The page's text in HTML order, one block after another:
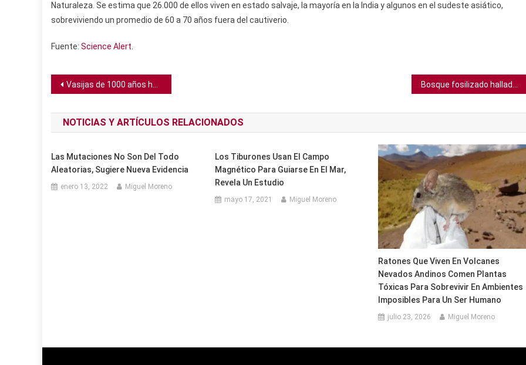
Naturaleza. Se estima que 26.000 de ellos viven en estado salvaje, la mayoría en la India y algunos en el sudeste asiático,
sobreviviendo un promedio de 60 a 70 años fuera del cautiverio.
Fuente: Science Alert
Navegación
de
entradas
Vasijas de 1000 años halladas en Guatemala tenían tabaco posiblemente como narcótico para rituales
NOTICIAS Y ARTÍCULOS RELACIONADOS
Las Mutaciones No Son Del Todo
Aleatorias, Sugiere Nueva Evidencia
enero 13, 2022 Miguel Moreno
Los Tiburones Usan El Campo
Magnético Para Guiarse En El Mar,
Revela Un Estudio
mayo 17, 2021 Miguel Moreno
Ratones Que Viven En Volcanes
Nevados Andinos Comen Plantas
Tóxicas Para Sobrevivir En Ambientes
Imposibles Para Un Ser Humano
julio 23, 2026 Miguel Moreno